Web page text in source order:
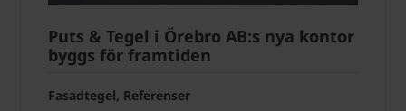
Puts & Tegel i Örebro AB:s nya kontor
byggs för framtiden
Fasadtegel, Referenser